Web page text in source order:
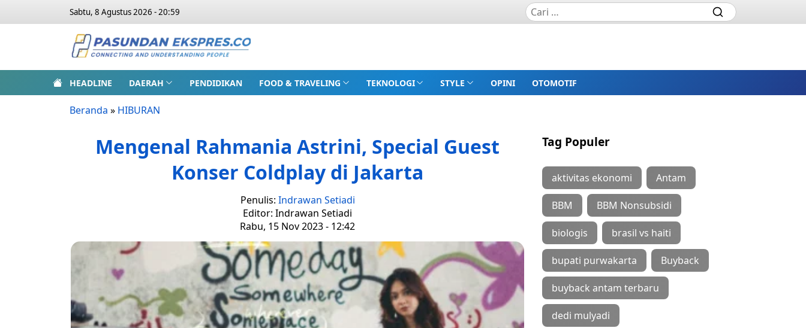
Sabtu, 8 Agustus 2026 - 20:59
HEADLINE DAERAH PENDIDIKAN FOOD & TRAVELING TEKNOLOGI STYLE OPINI OTOMOTIF
Beranda » HIBURAN
Mengenal Rahmania Astrini, Special Guest
Konser Coldplay di Jakarta
Penulis: Indrawan Setiadi
Editor: Indrawan Setiadi
Rabu, 15 Nov 2023 - 12:42
Tag Populer
aktivitas ekonomi Antam
BBM BBM Nonsubsidi
biologis brasil vs haiti
bupati purwakarta Buyback
buyback antam terbaru
dedi mulyadi